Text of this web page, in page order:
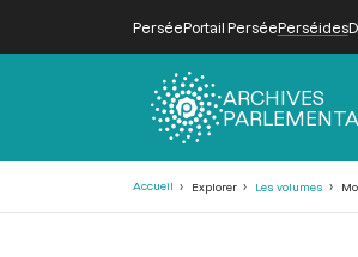
PerséePortail PerséePerséides
ARCHIVES
Accueil Explorer Les volumes